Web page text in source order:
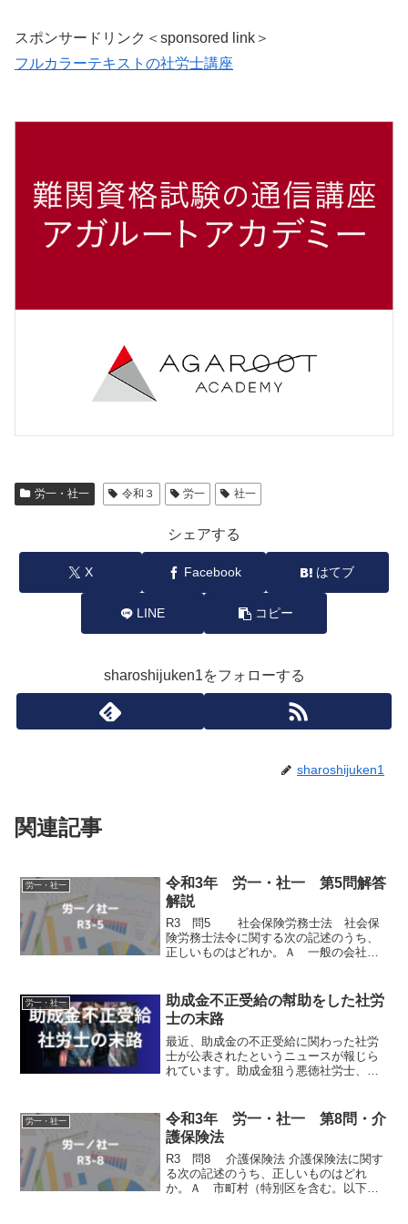
スポンサードリンク＜sponsored link＞
フルカラーテキストの社労士講座
労一・社一 令和３ 労一 社一
シェアする
X Facebook はてブ
LINE コピー
sharoshijuken1をフォローする
sharoshijuken1
関連記事
労一・社一
令和3年 労一・社一 第5問解答
解説
R3 問5 社会保険労務士法 社会保
険労務士法令に関する次の記述のうち、
正しいものはどれか。Ａ 一般の会社の
使用され、その指揮命令のもとに事務を
行う場合は、社会保険...
労一・社一
助成金不正受給の幇助をした社労
士の末路
最近、助成金の不正受給に関わった社労
士が公表されたというニュースが報じら
れています。助成金狙う悪徳社労士、コ
事件では、詐欺罪で罪に問われています
ね。社労士の女、コロナ雇...
労一・社一
令和3年 労一・社一 第8問・介
護保険法
R3 問8 介護保険法 介護保険法に関す
る次の記述のうち、正しいものはどれ
か。Ａ 市町村（特別区を含む。以下本